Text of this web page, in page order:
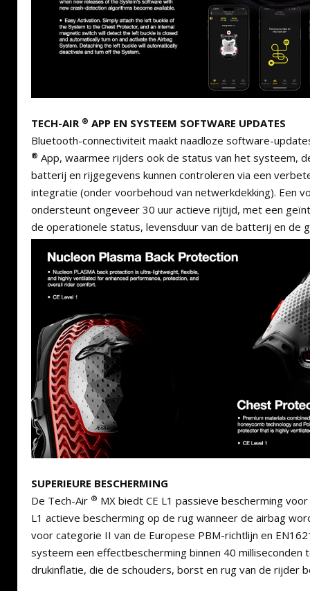
TECH-AIR ® APP EN SYSTEEM SOFTWARE UPDATES
Bluetooth-connectiviteit maakt naadloze software-
® App, waarmee rijders ook de status van het systeem,
batterij en rijgegevens kunnen controleren via een
integratie (onder voorbehoud van netwerkdekking). Een
ondersteunt ongeveer 30 uur actieve rijtijd, met een
de operationele status, levensduur van de batterij en de
SUPERIEURE BESCHERMING
De Tech-Air ® MX biedt CE L1 passieve bescherming
L1 actieve bescherming op de rug wanneer de airbag
voor categorie II van de Europese PBM-richtlijn en
systeem een effectbescherming binnen 40 milliseconden
drukinflatie, die de schouders, borst en rug van de rijder